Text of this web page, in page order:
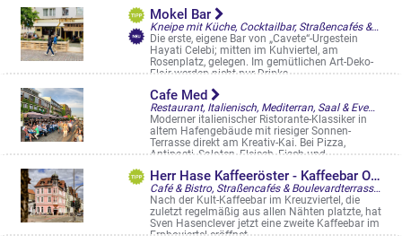
Bült 1
Mokel Bar
Kneipe mit Küche, Cocktailbar, Straßencafés & Boulevardterrassen
Die erste, eigene Bar von „Cavete“-Urgestein
Hayati Celebi; mitten im Kuhviertel, am
Rosenplatz, gelegen. Im gemütlichen Art-Deko-
Flair werden nicht nur Drinks - ...
Rosenplatz 10
Cafe Med
Restaurant, Italienisch, Mediterran, Saal & Eventlocation, Biergarten, Straßencafés & Boulevardterrassen
Moderner italienischer Ristorante-Klassiker in
altem Hafengebäude mit riesiger Sonnen-
Terrasse direkt am Kreativ-Kai. Bei Pizza,
Antipasti, Salaten, Fleisch, Fisch und ...
Herr Hase Kaffeeröster - Kaffeebar Ostmarkstraße
Café & Bistro, Straßencafés & Boulevardterrassen
Nach der Kult-Kaffeebar im Kreuzviertel, die
zuletzt regelmäßig aus allen Nähten platzte, hat
Sven Hasenclever jetzt eine zweite Kaffeebar im
Erphoviertel eröffnet. ...